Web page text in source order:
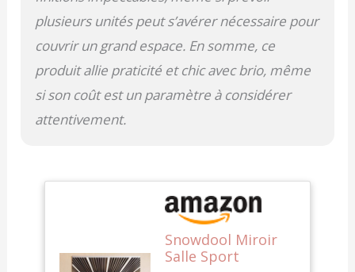
casse ou de défaut,
veuillez nous contacter
immédiatement pour
trouver une solution.
plusieurs unités peut s’avérer nécessaire pour
couvrir un grand espace. En somme, ce
produit allie praticité et chic avec brio, même
si son coût est un paramètre à considérer
attentivement.
Snowdool Miroir
Salle Sport